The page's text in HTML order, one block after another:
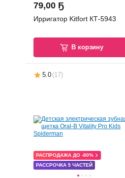
79,00 Ҕ
Ирригатор Kitfort КТ-5943
В корзину
5.0 (17)
РАССРОЧКА 5 ЧАСТЕЙ
РАСПРОДАЖА ДО -80%